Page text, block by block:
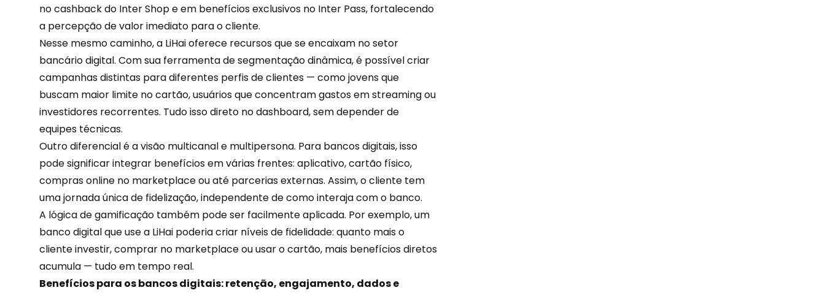
no cashback do Inter Shop e em benefícios exclusivos no Inter Pass, fortalecendo
a percepção de valor imediato para o cliente.
Nesse mesmo caminho, a LiHai oferece recursos que se encaixam no setor
bancário digital. Com sua ferramenta de segmentação dinâmica, é possívelcriar
campanhasdistintas para diferentes perfis de clientes — como jovens que
buscam maior limite no cartão, usuários que concentram gastos em streaming ou
investidores recorrentes. Tudo isso direto no dashboard, sem depender de
equipes técnicas.
Outro diferencial é a visão multicanal e multipersona. Para bancos digitais, isso
pode significar integrar benefícios em várias frentes: aplicativo, cartão físico,
compras online no marketplace ou até parcerias externas. Assim, o cliente tem
uma jornada única de fidelização, independente de como interaja com o banco.
A lógica de gamificação também pode ser facilmente aplicada. Por exemplo, um
banco digital que use a LiHai poderia criar níveis de fidelidade: quanto mais o
cliente investir, comprar no marketplace ou usar o cartão, mais benefícios diretos
acumula — tudo em tempo real.
Benefícios para os bancos digitais: retenção, engajamento, dados e